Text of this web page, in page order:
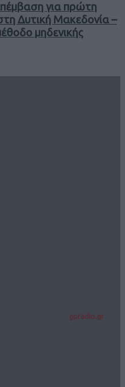
για πρώτη
Δυτική Μακεδονία –
μηδενικής
gpradio.gr